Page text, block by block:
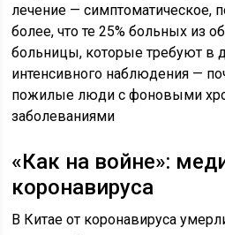
лечение —
более, что те 25% больных из
больницы, которые требуют в
интенсивного наблюдения —
пожилые люди с фоновыми
заболеваниями
«Как на войне»:
коронавируса
В Китае от коронавируса